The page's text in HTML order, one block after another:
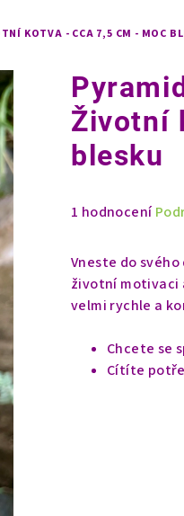
KOTVA - CCA 7,5 CM - MOC
Životní
blesku
Průměrné
produktu
je
5,0
hvězdiček.
1 hodnocení
Vneste do
životní motivaci
velmi rychle a
Chcete se
Cítíte